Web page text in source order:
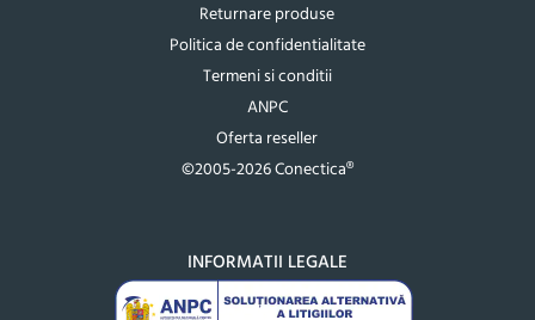
Returnare produse
Politica de confidentialitate
Termeni si conditii
ANPC
Oferta reseller
©2005-2026 Conectica®
INFORMATII LEGALE